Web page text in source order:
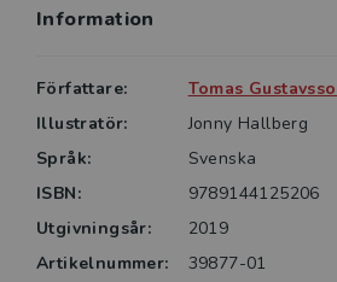
Information
Författare:
Tomas
Illustratör:
Jonny Hallberg
Språk:
Svenska
ISBN:
9789144125206
Utgivningsår:
2019
Artikelnummer:
39877-01